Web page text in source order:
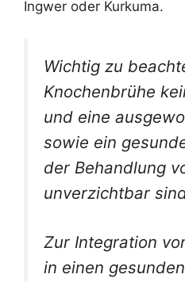
Ingwer oder Kurkuma.
Wichtig zu
Knochenbrühe
und eine
sowie ein
der Behandlung
unverzichtbar
Zur Integration
in einen